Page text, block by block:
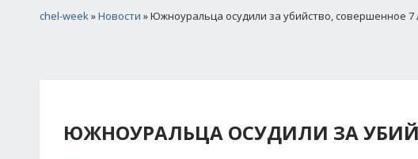
chel-week»Новости » Южноуральца осудили за убийство, совершенное 7
ЮЖНОУРАЛЬЦА ОСУДИЛИ ЗА